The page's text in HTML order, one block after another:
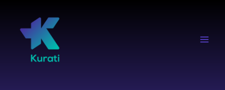
contenido